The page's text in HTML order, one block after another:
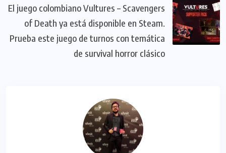
El juego colombiano Vultures – Scavengers
of Death ya está disponible en Steam.
Prueba este juego de turnos con temática
de survival horror clásico